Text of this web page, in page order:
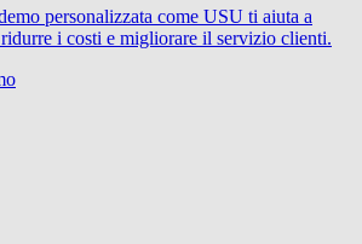
personalizzata come USU ti aiuta a
i costi e migliorare il servizio clienti.